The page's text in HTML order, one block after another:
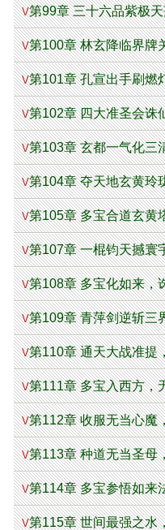
劫临天地
V第99章 三十六品紫极
V第100章 林玄降临界牌
V第101章 孔宣出手刷燃
V第102章 四大准圣会诛
V第103章 玄都一气化三
V第104章 夺天地玄黄玲
大能
V第105章 多宝合道玄黄
V第107章 一棍钧天撼寰
V第108章 多宝化如来，
V第109章 青萍剑逆斩三
V第110章 通天大战准提
V第111章 多宝入西方，
成
V第112章 收服无当心魔
攻泰山
V第113章 种道无当圣母
V第114章 多宝参悟如来
V第115章 世间最强之水